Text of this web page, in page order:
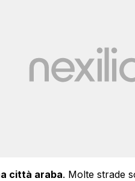
città araba. Molte strade